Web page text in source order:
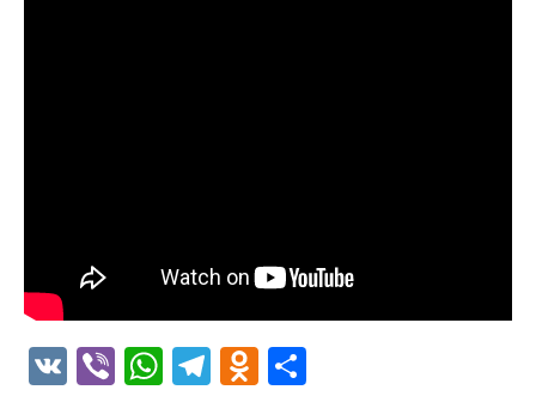
VK ViberWhatsApp
Telegram
Odnoklassniki